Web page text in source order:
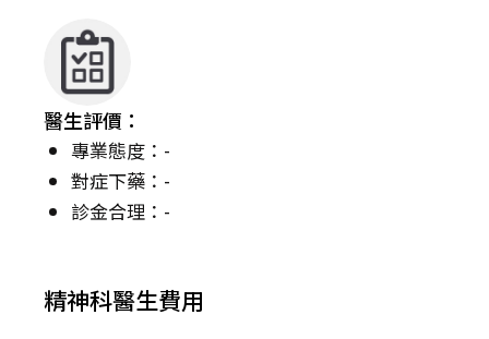
醫生評價：
專業態度：-
對症下藥：-
診金合理：-
精神科醫生費用